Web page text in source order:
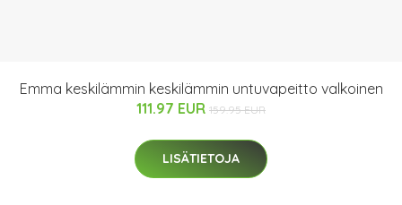
Emma keskilämmin keskilämmin untuvapeitto valkoinen
111.97 EUR 159.95 EUR
LISÄTIETOJA